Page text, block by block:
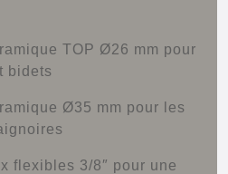
TOP Ø26 mm pour
bidets
Ø35 mm pour les
flexibles 3/8″ pour une